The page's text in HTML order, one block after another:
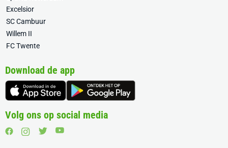
Excelsior
SC Cambuur
Willem II
FC Twente
Download de app
Volg ons op social media